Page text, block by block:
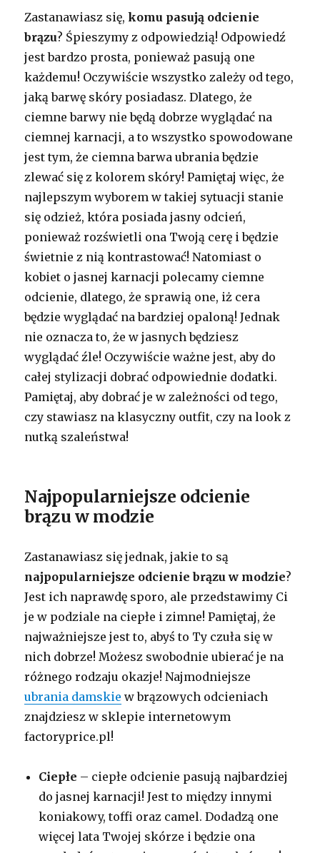
Zastanawiasz się,komu pasują odcienie
brązu? Śpieszymy z odpowiedzią! Odpowiedź
jest bardzo prosta, ponieważ pasują one
każdemu! Oczywiście wszystko zależy od tego,
jaką barwę skóry posiadasz. Dlatego, że
ciemne barwy nie będą dobrze wyglądać na
ciemnej karnacji, a to wszystko spowodowane
jest tym, że ciemna barwa ubrania będzie
zlewać się z kolorem skóry! Pamiętaj więc, że
najlepszym wyborem w takiej sytuacji stanie
się odzież, która posiada jasny odcień,
ponieważ rozświetli ona Twoją cerę i będzie
świetnie z nią kontrastować! Natomiast o
kobiet o jasnej karnacji polecamy ciemne
odcienie, dlatego, że sprawią one, iż cera
będzie wyglądać na bardziej opaloną! Jednak
nie oznacza to, że w jasnych będziesz
wyglądać źle! Oczywiście ważne jest, aby do
całej stylizacji dobrać odpowiednie dodatki.
Pamiętaj, aby dobrać je w zależności od tego,
czy stawiasz na klasyczny outfit, czy na look z
nutką szaleństwa!
Najpopularniejsze odcienie
brązu w modzie
Zastanawiasz się jednak, jakie to są
najpopularniejsze odcienie brązu w modzie?
Jest ich naprawdę sporo, ale przedstawimy Ci
je w podziale na ciepłe i zimne! Pamiętaj, że
najważniejsze jest to, abyś to Ty czuła się w
nich dobrze! Możesz swobodnie ubierać je na
różnego rodzaju okazje! Najmodniejsze
ubrania damskie w brązowych odcieniach
znajdziesz w sklepie internetowym
factoryprice.pl!
Ciepłe – ciepłe odcienie pasują najbardziej
do jasnej karnacji! Jest to między innymi
koniakowy, toffi oraz camel. Dodadzą one
więcej lata Twojej skórze i będzie ona